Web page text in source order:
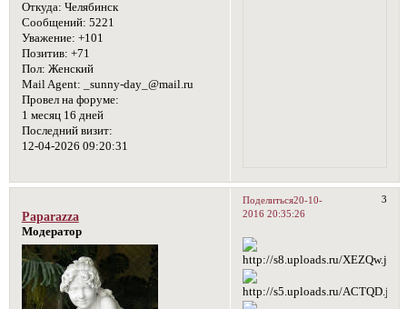
Откуда: Челябинск
Сообщений: 5221
Уважение: +101
Позитив: +71
Пол: Женский
Mail Agent: _sunny-day_@mail.ru
Провел на форуме:
1 месяц 16 дней
Последний визит:
12-04-2026 09:20:31
Поделиться 3
20-10-
2016 20:35:26
Paparazza
Модератор